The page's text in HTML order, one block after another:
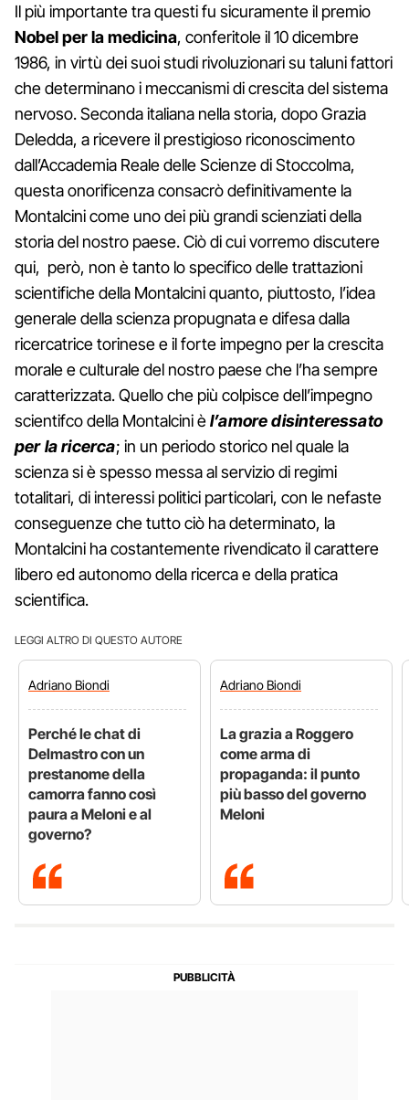
Il più importante tra questi fu sicuramente il premio
Nobel per la medicina, conferitole il 10 dicembre
1986, in virtù dei suoi studi rivoluzionari su taluni fattori
che determinano i meccanismi di crescita del sistema
nervoso. Seconda italiana nella storia, dopo Grazia
Deledda, a ricevere il prestigioso riconoscimento
dall’Accademia Reale delle Scienze di Stoccolma,
questa onorificenza consacrò definitivamente la
Montalcini come uno dei più grandi scienziati della
storia del nostro paese. Ciò di cui vorremo discutere
qui, però, non è tanto lo specifico delle trattazioni
scientifiche della Montalcini quanto, piuttosto, l’idea
generale della scienza propugnata e difesa dalla
ricercatrice torinese e il forte impegno per la crescita
morale e culturale del nostro paese che l’ha sempre
caratterizzata. Quello che più colpisce dell’impegno
scientifco della Montalcini èl’amore disinteressato
per la ricerca; in un periodo storico nel quale la
scienza si è spesso messa al servizio di regimi
totalitari, di interessi politici particolari, con le nefaste
conseguenze che tutto ciò ha determinato, la
Montalcini ha costantemente rivendicato il carattere
libero ed autonomo della ricerca e della pratica
scientifica.
LEGGI ALTRO DI QUESTO AUTORE
AdrianoBiondi
Perché le chat di
Delmastro con un
prestanome della
camorra fanno così
paura a Meloni e al
governo?
AdrianoBiondi
La grazia a Roggero
come arma di
propaganda: il punto
più basso del governo
Meloni